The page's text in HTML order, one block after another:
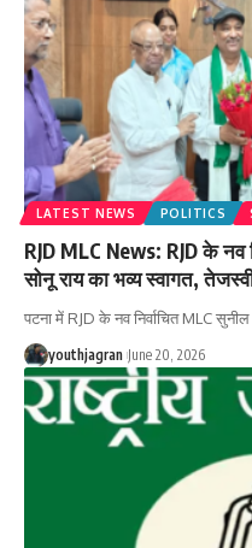
LATEST NEWS POLITICS
RJD MLC News: RJD के नव
सोनू राय का भव्य स्वागत,
पटना में RJD के नव निर्वाचित MLC
youthjagran June 20, 2026